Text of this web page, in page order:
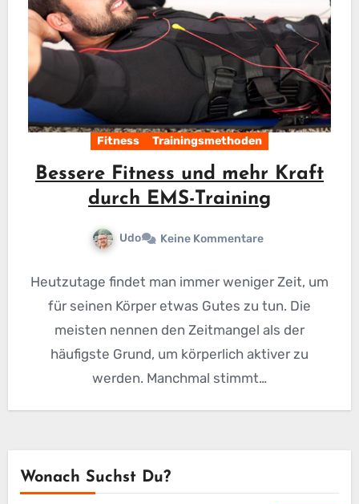
Fitness Trainingsmethoden
Bessere Fitness und mehr Kraft
durch EMS-Training
Udo Keine Kommentare
Heutzutage findet man immer weniger Zeit, um
für seinen Körper etwas Gutes zu tun. Die
meisten nennen den Zeitmangel als der
häufigste Grund, um körperlich aktiver zu
werden. Manchmal stimmt…
Wonach Suchst Du?